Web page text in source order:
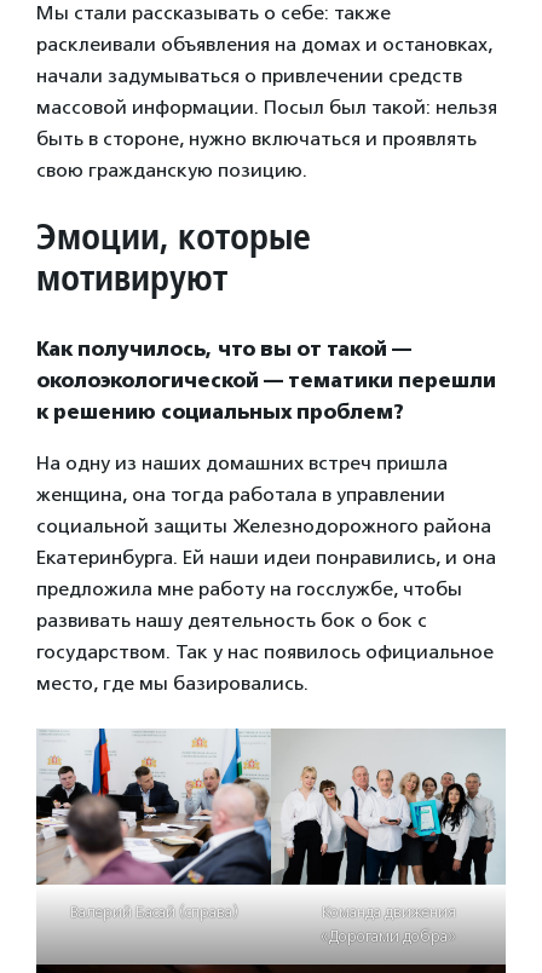
Мы стали рассказывать о себе: также
расклеивали объявления на домах и остановках,
начали задумываться о привлечении средств
массовой информации. Посыл был такой: нельзя
быть в стороне, нужно включаться и проявлять
свою гражданскую позицию.
Эмоции, которые
мотивируют
Как получилось, что вы от такой —
околоэкологической — тематики перешли
к решению социальных проблем?
На одну из наших домашних встреч пришла
женщина, она тогда работала в управлении
социальной защиты Железнодорожного района
Екатеринбурга. Ей наши идеи понравились, и она
предложила мне работу на госслужбе, чтобы
развивать нашу деятельность бок о бок с
государством. Так у нас появилось официальное
место, где мы базировались.
Валерий Басай (справа)
Команда движения
«Дорогами добра»